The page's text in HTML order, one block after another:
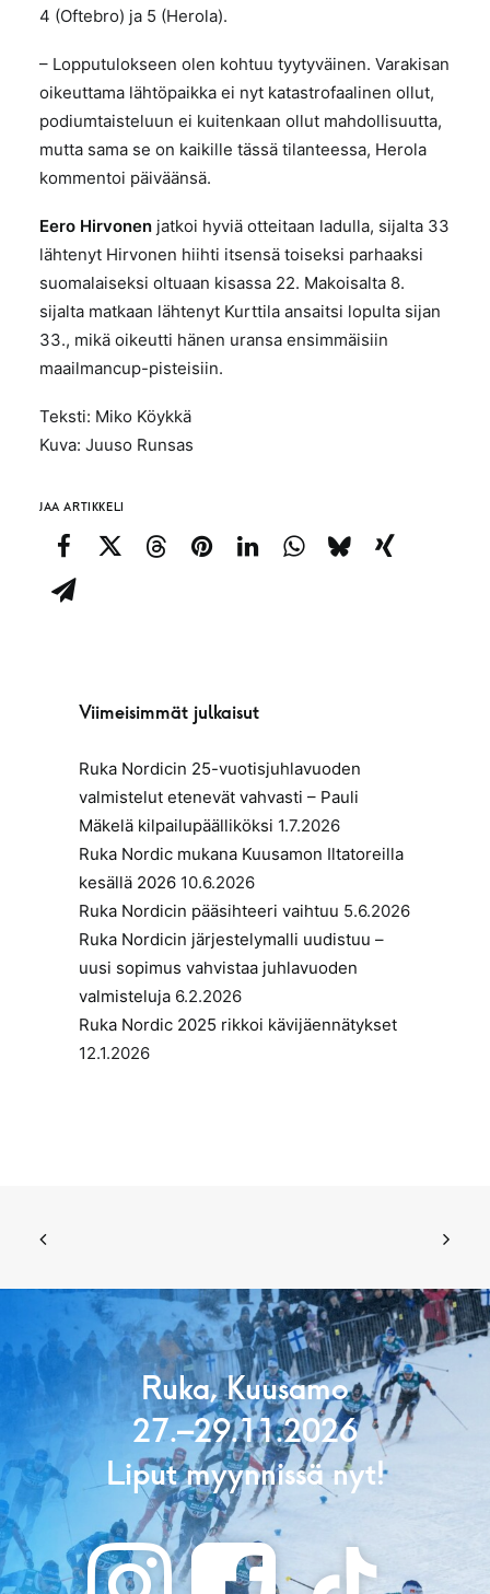
4 (Oftebro) ja 5 (Herola).
– Lopputulokseen olen kohtuu tyytyväinen. Varakisan
oikeuttama lähtöpaikka ei nyt katastrofaalinen ollut,
podiumtaisteluun ei kuitenkaan ollut mahdollisuutta,
mutta sama se on kaikille tässä tilanteessa, Herola
kommentoi päiväänsä.
Eero Hirvonen jatkoi hyviä otteitaan ladulla, sijalta 33
lähtenyt Hirvonen hiihti itsensä toiseksi parhaaksi
suomalaiseksi oltuaan kisassa 22. Makoisalta 8.
sijalta matkaan lähtenyt Kurttila ansaitsi lopulta sijan
33., mikä oikeutti hänen uransa ensimmäisiin
maailmancup-pisteisiin.
Teksti: Miko Köykkä
Kuva: Juuso Runsas
JAA ARTIKKELI
Viimeisimmät julkaisut
Ruka Nordicin 25-vuotisjuhlavuoden
valmistelut etenevät vahvasti – Pauli
Mäkelä kilpailupäälliköksi 1.7.2026
Ruka Nordic mukana Kuusamon Iltatoreilla
kesällä 2026 10.6.2026
Ruka Nordicin pääsihteeri vaihtuu 5.6.2026
Ruka Nordicin järjestelymalli uudistuu –
uusi sopimus vahvistaa juhlavuoden
valmisteluja 6.2.2026
Ruka Nordic 2025 rikkoi kävijäennätykset
12.1.2026
Ruka, Kuusamo
27.–29.11.2026
Liput myynnissä nyt!